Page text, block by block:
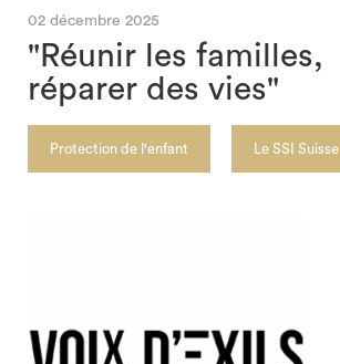
02 décembre 2025
"Réunir les familles,
réparer des vies"
Protection de l'enfant Le SSI Suisse